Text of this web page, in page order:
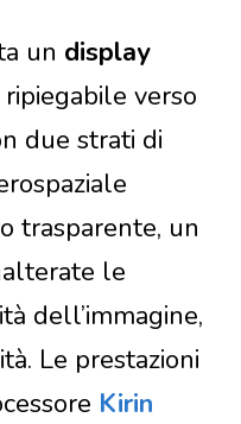
un display
ripiegabile verso
due strati di
trasparente, un
le
dell’immagine,
Le prestazioni
Kirin